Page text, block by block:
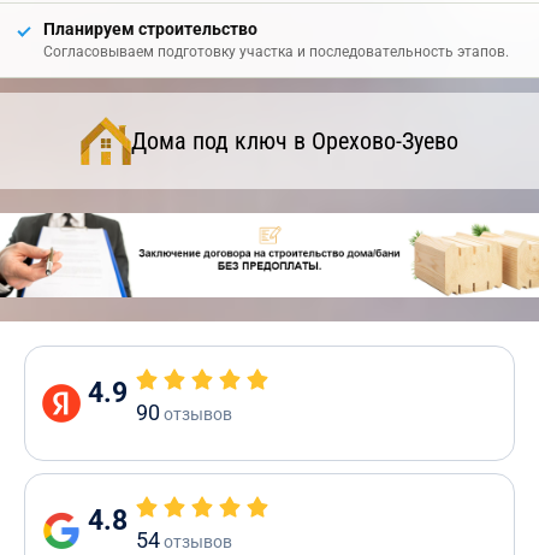
Планируем строительство
Согласовываем подготовку участка и последовательность этапов.
Дома под ключ в Орехово-Зуево
4.9
90отзывов
4.8
54отзывов